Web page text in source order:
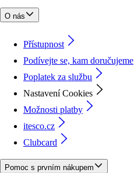
O nás
Přístupnost
Podívejte se, kam doručujeme
Poplatek za službu
Nastavení Cookies
Možnosti platby
itesco.cz
Clubcard
Pomoc s prvním nákupem